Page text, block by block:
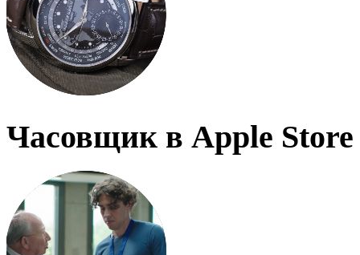
Часовщик в Apple Store